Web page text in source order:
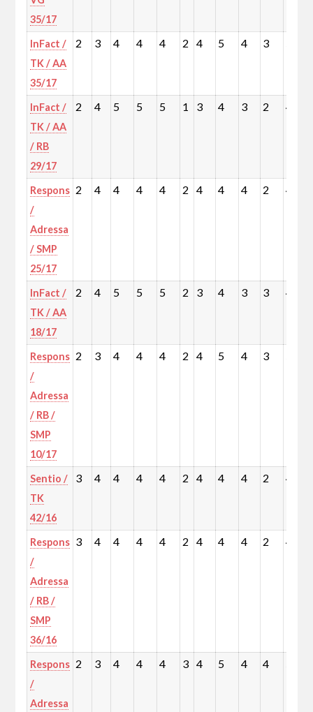
35/17
InFact /
TK / AA
35/17
2 3 4 4 4 2 4 5 4 3
InFact /
TK / AA
/ RB
29/17
2 4 5 5 5 1 3 4 3 2 4
Respons
/
Adressa
/ SMP
25/17
2 4 4 4 4 2 4 4 4 2 4
InFact /
TK / AA
18/17
2 4 5 5 5 2 3 4 3 3 4
Respons
/
Adressa
/ RB /
SMP
10/17
2 3 4 4 4 2 4 5 4 3
Sentio /
TK
42/16
3 4 4 4 4 2 4 4 4 2 4
Respons
/
Adressa
/ RB /
SMP
36/16
3 4 4 4 4 2 4 4 4 2 4
Respons
/
Adressa
2 3 4 4 4 3 4 5 4 4